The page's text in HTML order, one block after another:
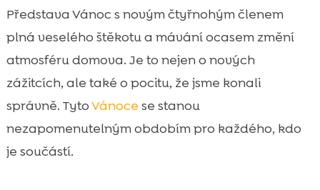
nového psa

Spolupráce a sociální interakce psa během
Vánoc
Bezpečnostní tipy pro psy během svátků
Tipy na dárky pro vašeho psa
pro psy
Svátky a zábava: Jak zapojit psa do
Představa Vánoc s novým čtyřnohým členem
plná veselého štěkotu a mávání ocasem změní
atmosféru domova. Je to nejen o nových
zážitcích, ale také o pocitu, že jsme konali
správně. TytoVánoce se stanou
nezapomenutelným obdobím pro každého, kdo
je součástí.